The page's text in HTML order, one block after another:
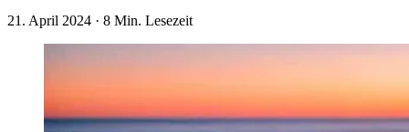
21. April 2024 · 8 Min. Lesezeit